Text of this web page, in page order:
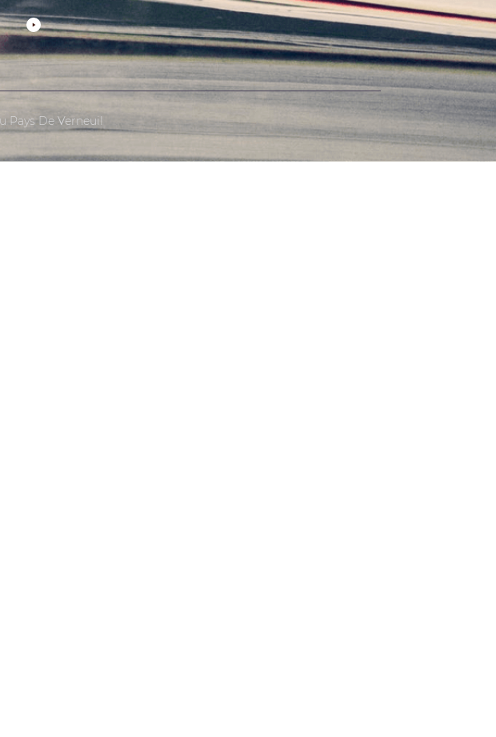
Pays De Verneuil